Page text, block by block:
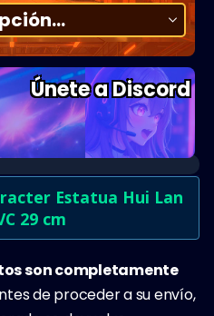
Únete a Discord
Estatua Hui Lan
29 cm
son completamente
de proceder a su envío,